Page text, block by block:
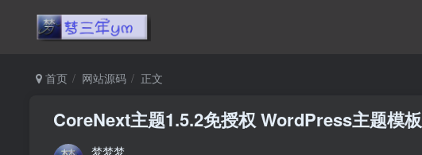
首页 网站源码 正文
CoreNext主题1.5.2免授权 WordPress主题模板
梦梦梦、